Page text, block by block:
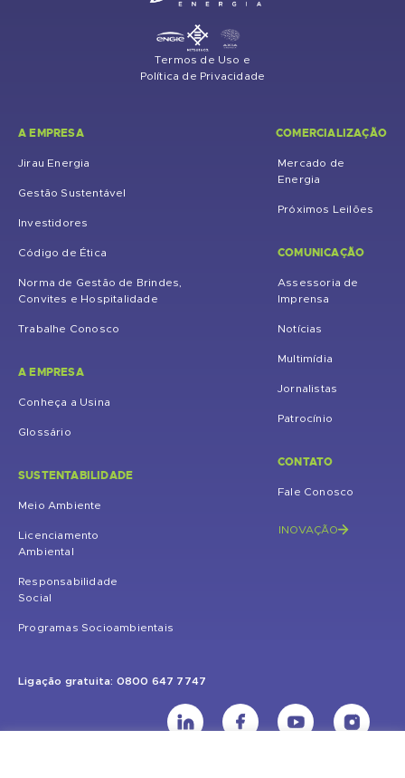
Termos de Uso e
Política de Privacidade
A EMPRESA
Jirau Energia
Gestão Sustentável
Investidores
Código de Ética
Norma de Gestão de Brindes,
Convites e Hospitalidade
Trabalhe Conosco
A EMPRESA
Conheça a Usina
Glossário
SUSTENTABILIDADE
Meio Ambiente
Licenciamento
Ambiental
Responsabilidade
Social
Programas Socioambientais
COMERCIALIZAÇÃO
Mercado de
Energia
Próximos Leilões
COMUNICAÇÃO
Assessoria de
Imprensa
Notícias
Multimídia
Jornalistas
Patrocínio
CONTATO
Fale Conosco
INOVAÇÃO
Ligação gratuita: 0800 647 7747